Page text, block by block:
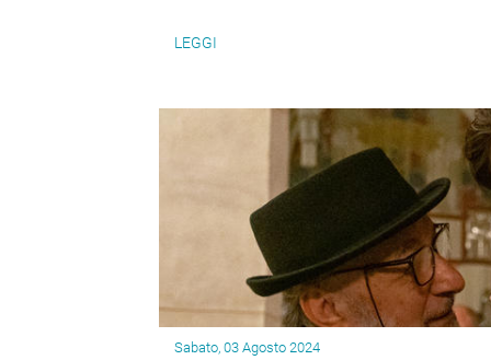
LEGGI
Sabato, 03 Agosto 2024